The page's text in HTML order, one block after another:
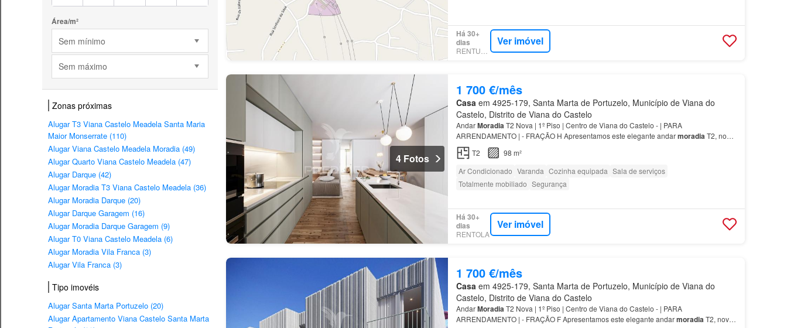
Área/m²
Sem mínimo
Sem máximo
Zonas próximas
Alugar T3 Viana Castelo Meadela Santa Maria
Maior Monserrate (110)
Alugar Viana Castelo Meadela Moradia (49)
Alugar Quarto Viana Castelo Meadela (47)
Alugar Darque (42)
Alugar Moradia T3 Viana Castelo Meadela (36)
Alugar Moradia Darque (20)
Alugar Darque Garagem (16)
Alugar Moradia Darque Garagem (9)
Alugar T0 Viana Castelo Meadela (6)
Alugar Moradia Vila Franca (3)
Alugar Vila Franca (3)
Tipo imovéis
Alugar Santa Marta Portuzelo (20)
Alugar Apartamento Viana Castelo Santa Marta
Há 30+
dias
RENTUMO
Ver imóvel
4 Fotos
1 700 €/mês
Casa em 4925-179, Santa Marta de Portuzelo, Município de Viana do
Castelo, Distrito de Viana do Castelo
AndarMoradiaT2 Nova | 1º Piso | Centro de Viana do Castelo - | PARA
ARRENDAMENTO | - FRAÇÃO H Apresentamos este elegante andarmoradiaT2, novo,
no primeiro Com 102 m² de área, com varanda, esta
T2
98 m²
Ar Condicionado Varanda Cozinha equipada Sala de serviços
Totalmente mobiliado Segurança
Há 30+
dias
RENTOLA
Ver imóvel
1 700 €/mês
Casa em 4925-179, Santa Marta de Portuzelo, Município de Viana do
Castelo, Distrito de Viana do Castelo
AndarMoradiaT2 Nova | 1º Piso | Centro de Viana do Castelo - | PARA
ARRENDAMENTO | - FRAÇÃO F Apresentamos este elegante andarmoradiaT2, novo,